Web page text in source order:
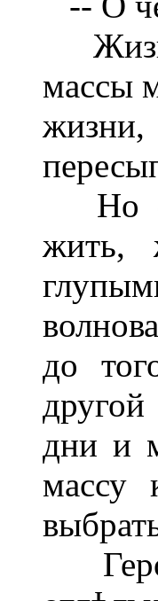
массы
Но
жить,
до
дни и
массу